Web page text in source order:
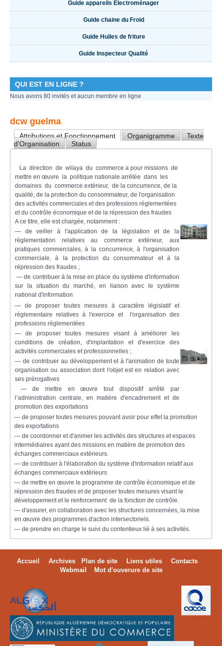
Guide appareils Electroménager
Guide chaine du Froid
Guide Huiles de friture
Guide Inspecteur Qualité
QUI EST EN LIGNE ?
Nous avons 80 invités et aucun membre en ligne
dcw guelma
Attributions et Fonctionnement Organigramme
Texte
d'Organisation
Status
La direction de wilaya du commerce a pour missions de
mettre en œuvre la politique nationale arrêtée dans les
domaines du commerce extérieur, de la concurrence, de la
qualité, de la protection du consommateur, de l'organisation
des activités commerciales et des professions réglementées
et du contrôle économique et de la répression des fraudes
A ce titre, elle est chargée, notamment :
— de veiller à l'application de la législation et de la
réglementation relatives au commerce extérieur, aux
pratiques commerciales, à la concurrence, à l'organisation
commerciale, à la protection du consommateur et à la
répression des fraudes ;
— de contribuer à la mise en place du système d'information
sur la situation du marché, en liaison avec le système
national d'information
— de proposer toutes mesures à caractère législatif et
réglementaire relatives à l'exercice et l'organisation des
professions réglementées
— de proposer toutes mesures visant à améliorer les
conditions de création, d'implantation et d'exercice des
activités commerciales et professionnelles ;
— de contribuer au développement et à l'animation de toute
organisation ou association dont l'objet est en relation avec
ses prérogatives
— de mettre en œuvre tout dispositif arrêté par
l’administration centrale, en matière d'encadrement et de
promotion des exportations
— de proposer toutes mesures pouvant avoir pour effet la promotion
des exportations
— de coordonner et d'animer les activités des structures et espaces
intermédiaires ayant des missions en matière de promotion des
échanges commerciaux extérieurs.
— de contribuer à l'élaboration du système d'information relatif aux
échanges commerciaux extérieurs
— de mettre en œuvre le programme de contrôle économique et de
répression des fraudes et de proposer toutes mesures visant le
développement et le renforcement de la fonction de contrôle.
— d'assurer, en collaboration avec les structures concernées, la mise
en œuvre des programmes d'action intersectoriels.
— de prendre en charge le suivi du contentieux lié à ses activités.
Accueil Archives Plan de site Liens utiles
Contacts
Webmail
Mot d'ouverure de site